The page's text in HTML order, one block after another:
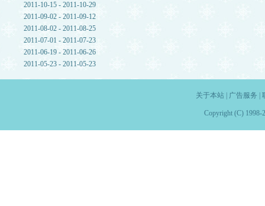
2011-10-15 - 2011-10-29
2011-09-02 - 2011-09-12
2011-08-02 - 2011-08-25
2011-07-01 - 2011-07-23
2011-06-19 - 2011-06-26
2011-05-23 - 2011-05-23
关于本站| 广告服务
Copyright (C) 1998-